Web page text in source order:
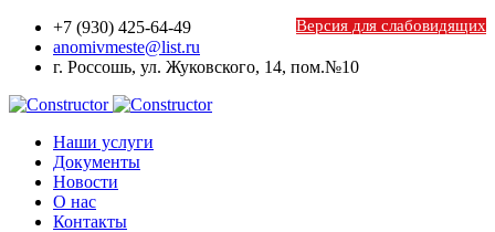
Версия для слабовидящих
+7 (930) 425-64-49
anomivmeste@list.ru
г. Россошь, ул. Жуковского, 14, пом.№10
Наши услуги
Документы
Новости
О наc
Контакты